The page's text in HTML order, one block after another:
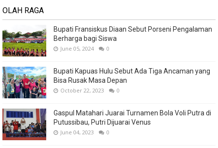
OLAH RAGA
Bupati Fransiskus Diaan Sebut Porseni Pengalaman
Berharga bagi Siswa
June 05, 2024 0
Bupati Kapuas Hulu Sebut Ada Tiga Ancaman yang
Bisa Rusak Masa Depan
October 22, 2023 0
Gaspul Matahari Juarai Turnamen Bola Voli Putra di
Putussibau, Putri Dijuarai Venus
June 04, 2023 0